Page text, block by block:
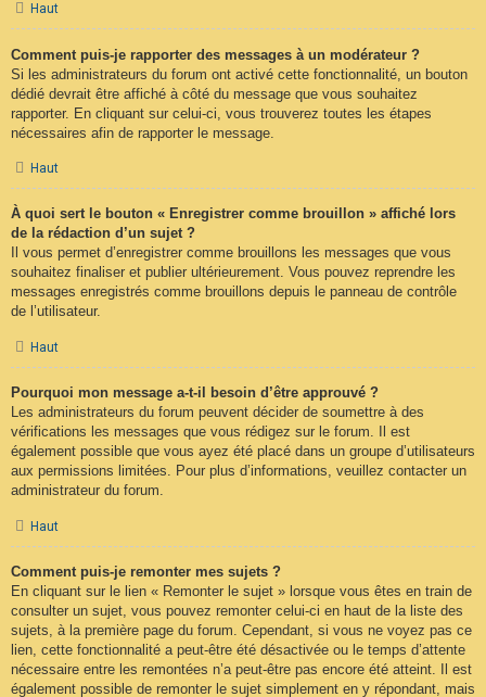
Haut
Comment puis-je rapporter des messages à un modérateur ?
Si les administrateurs du forum ont activé cette fonctionnalité, un bouton
dédié devrait être affiché à côté du message que vous souhaitez
rapporter. En cliquant sur celui-ci, vous trouverez toutes les étapes
nécessaires afin de rapporter le message.
Haut
À quoi sert le bouton « Enregistrer comme brouillon » affiché lors
de la rédaction d’un sujet ?
Il vous permet d’enregistrer comme brouillons les messages que vous
souhaitez finaliser et publier ultérieurement. Vous pouvez reprendre les
messages enregistrés comme brouillons depuis le panneau de contrôle
de l’utilisateur.
Haut
Pourquoi mon message a-t-il besoin d’être approuvé ?
Les administrateurs du forum peuvent décider de soumettre à des
vérifications les messages que vous rédigez sur le forum. Il est
également possible que vous ayez été placé dans un groupe d’utilisateurs
aux permissions limitées. Pour plus d’informations, veuillez contacter un
administrateur du forum.
Haut
Comment puis-je remonter mes sujets ?
En cliquant sur le lien « Remonter le sujet » lorsque vous êtes en train de
consulter un sujet, vous pouvez remonter celui-ci en haut de la liste des
sujets, à la première page du forum. Cependant, si vous ne voyez pas ce
lien, cette fonctionnalité a peut-être été désactivée ou le temps d’attente
nécessaire entre les remontées n’a peut-être pas encore été atteint. Il est
également possible de remonter le sujet simplement en y répondant, mais